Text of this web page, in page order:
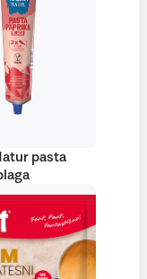
pasta